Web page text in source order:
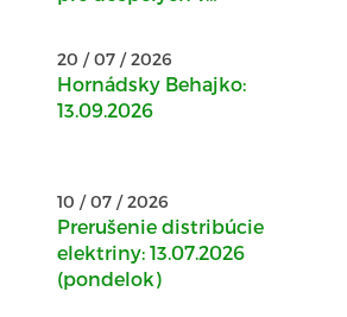
22.07.2026
20 / 07 / 2026
Hornádsky Behajko:
13.09.2026
10 / 07 / 2026
Prerušenie distribúcie
elektriny: 13.07.2026
(pondelok)